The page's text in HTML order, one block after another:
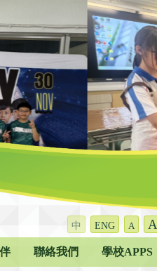
中 ENG A A
聯絡我們 學校APPS